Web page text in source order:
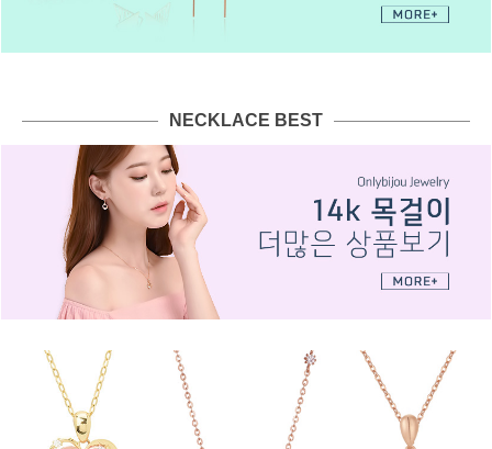
NECKLACE BEST